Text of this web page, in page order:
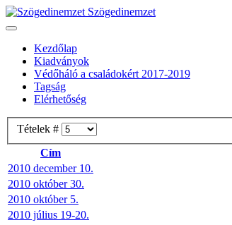
Szögedinemzet
Kezdőlap
Kiadványok
Védőháló a családokért 2017-2019
Tagság
Elérhetőség
Tételek #
Cím
2010 december 10.
2010 október 30.
2010 október 5.
2010 július 19-20.